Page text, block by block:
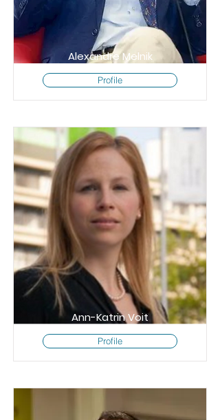
Alexandre Melnik
Profile
Ann-Katrin Voit
Profile